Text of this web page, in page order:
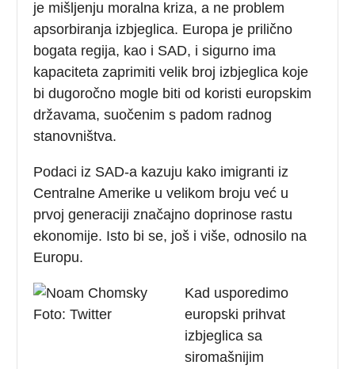
je mišljenju moralna kriza, a ne problem
apsorbiranja izbjeglica. Europa je prilično
bogata regija, kao i SAD, i sigurno ima
kapaciteta zaprimiti velik broj izbjeglica koje
bi dugoročno mogle biti od koristi europskim
državama, suočenim s padom radnog
stanovništva.
Podaci iz SAD-a kazuju kako imigranti iz
Centralne Amerike u velikom broju već u
prvoj generaciji značajno doprinose rastu
ekonomije. Isto bi se, još i više, odnosilo na
Europu.
Kad usporedimo
europski prihvat
izbjeglica sa
siromašnijim